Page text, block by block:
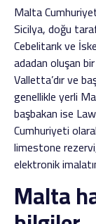
Malta
Sicilya, doğu
Cebelitarık ve
adadan oluşan
Valletta’dır ve
genellikle yerli
başbakan ise
Cumhuriyeti
limestone
elektronik
Malta